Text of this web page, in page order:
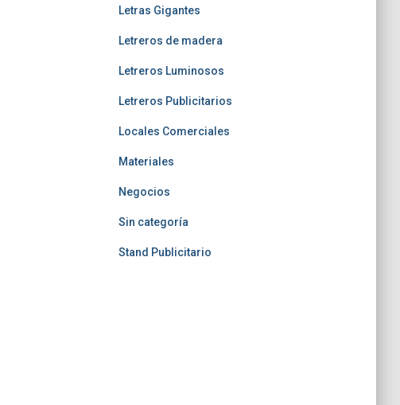
Letras Gigantes
Letreros de madera
Letreros Luminosos
Letreros Publicitarios
Locales Comerciales
Materiales
Negocios
Sin categoría
Stand Publicitario